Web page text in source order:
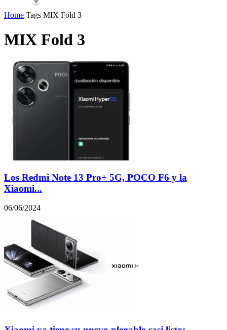
Home Tags MIX Fold 3
MIX Fold 3
Los Redmi Note 13 Pro+ 5G, POCO F6 y la
Xiaomi...
06/06/2024